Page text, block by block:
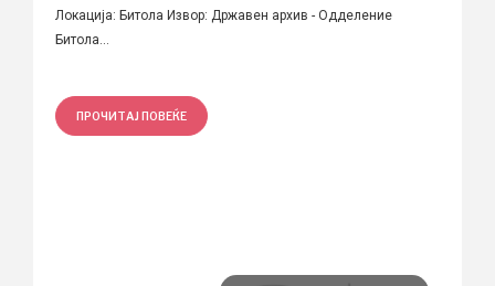
Локација: Битола Извор: Државен архив - Одделение
Битола...
ПРОЧИТАЈ ПОВЕЌЕ